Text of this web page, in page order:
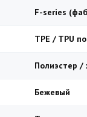
F-series
TPE / TPU
Полиэстер /
Бежевый